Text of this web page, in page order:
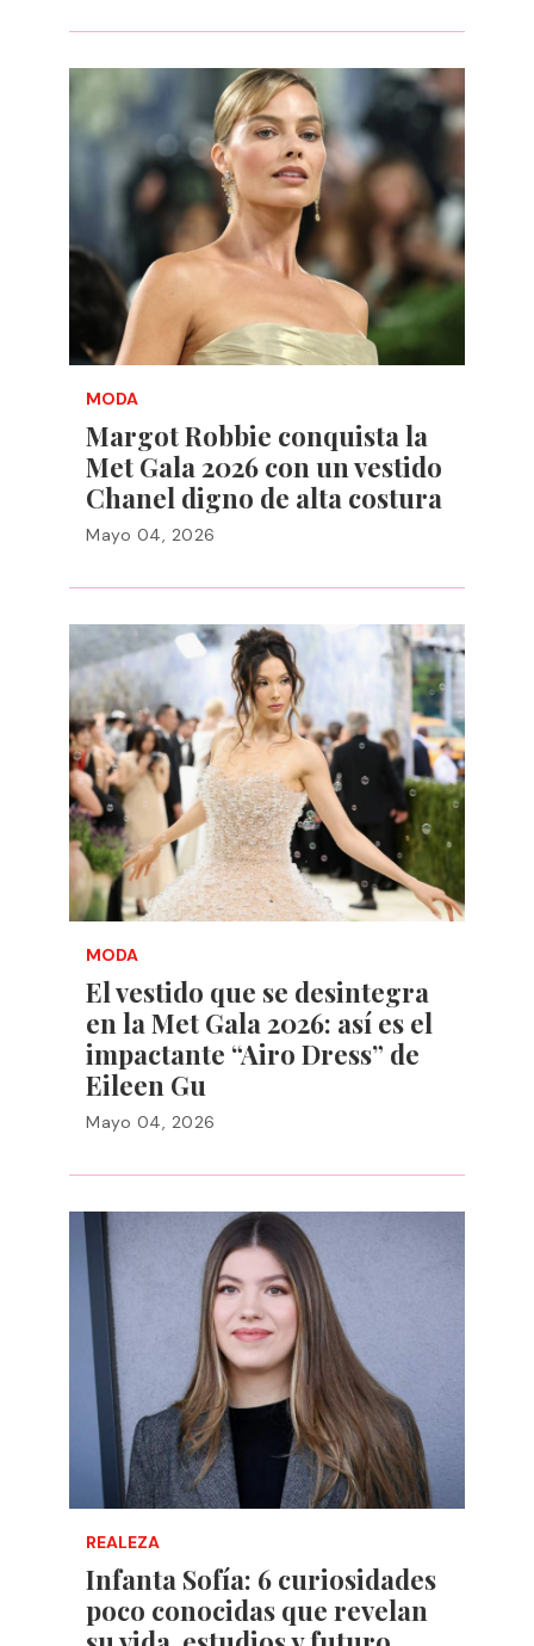
MODA
Margot Robbie conquista la
Met Gala 2026 con un vestido
Chanel digno de alta costura
Mayo 04, 2026
MODA
El vestido que se desintegra
en la Met Gala 2026: así es el
impactante “Airo Dress” de
Eileen Gu
Mayo 04, 2026
REALEZA
Infanta Sofía: 6 curiosidades
poco conocidas que revelan